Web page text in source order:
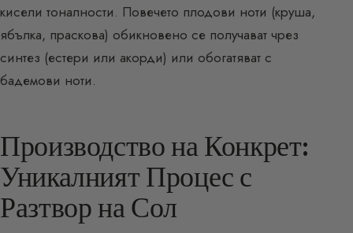
кисели тоналности. Повечето плодови ноти (круша,
ябълка, праскова) обикновено се получават чрез
синтез (естери или акорди) или обогатяват с
бадемови ноти.
Производство на Конкрет:
Уникалният Процес с
Разтвор на Сол